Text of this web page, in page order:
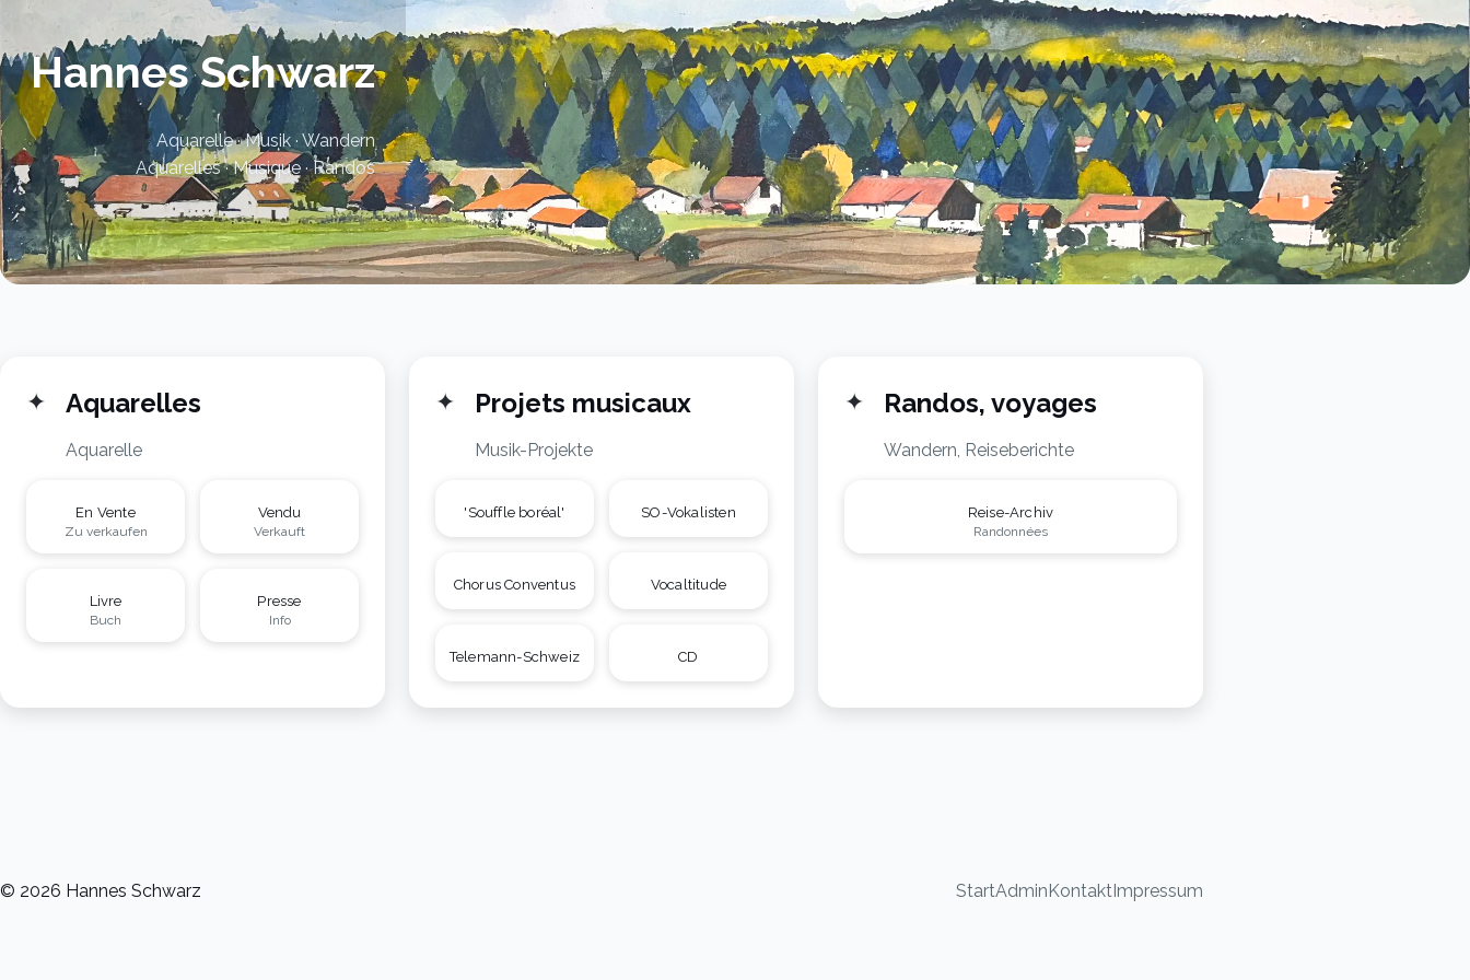
Hannes Schwarz
Aquarelle · Musik · Wandern
Aquarelles · Musique · Randos
✦ Aquarelles
Aquarelle
En Vente
Zu verkaufen
Vendu
Verkauft
Livre
Buch
Presse
Info
✦ Projets musicaux
Musik-Projekte
'Souffle boréal' SO-Vokalisten
Chorus Conventus Vocaltitude
Telemann-Schweiz CD
✦ Randos, voyages
Wandern, Reiseberichte
Reise-Archiv
Randonnées
© 2026 Hannes Schwarz StartAdminKontaktImpressum